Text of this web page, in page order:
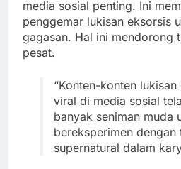
media sosial penting. Ini
penggemar lukisan eksorsis
gagasan. Hal ini mendorong
pesat.
“Konten-konten
viral di media sosial
banyak seniman muda
bereksperimen dengan
supernatural dalam